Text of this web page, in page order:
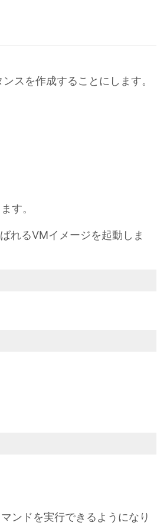
スを作成することにします。
す。
れるVMイメージを起動しま
ンドを実行できるようになり